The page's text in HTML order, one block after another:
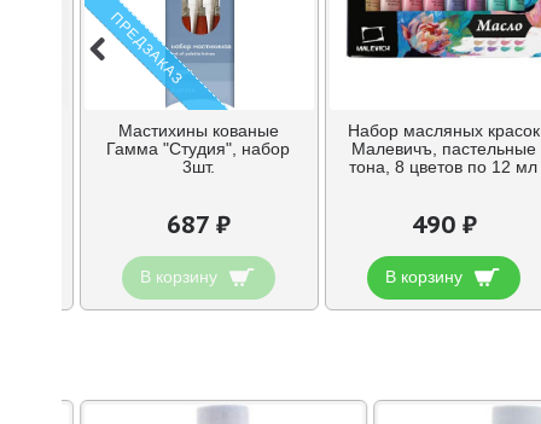
ПРЕДЗАКАЗ
Мастихины кованые
Гамма "Студия", набор
3шт.
687 ₽
В корзину
Набор масляных красок
Малевичъ, пастельные
тона, 8 цветов по 12 мл
490 ₽
В корзину